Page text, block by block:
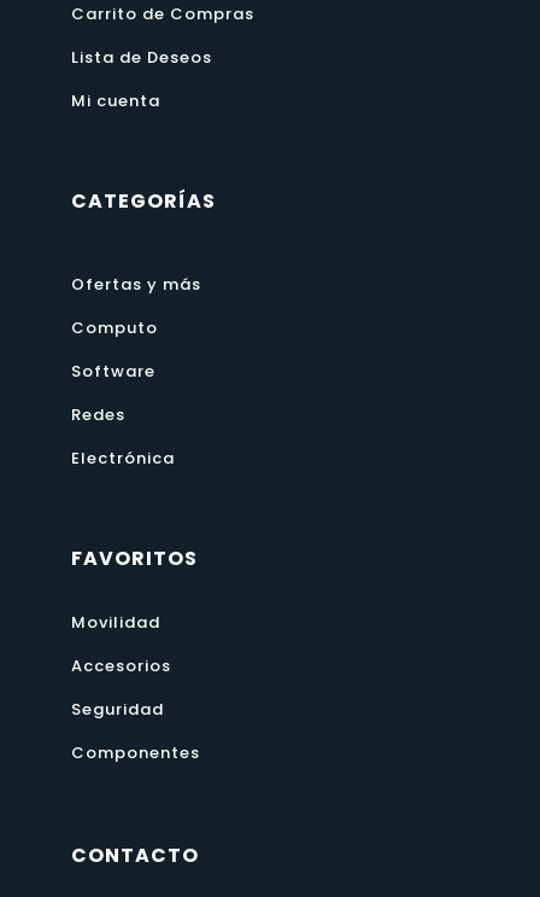
Carrito de Compras
Lista de Deseos
Mi cuenta
CATEGORÍAS
Ofertas y más
Computo
Software
Redes
Electrónica
FAVORITOS
Movilidad
Accesorios
Seguridad
Componentes
CONTACTO